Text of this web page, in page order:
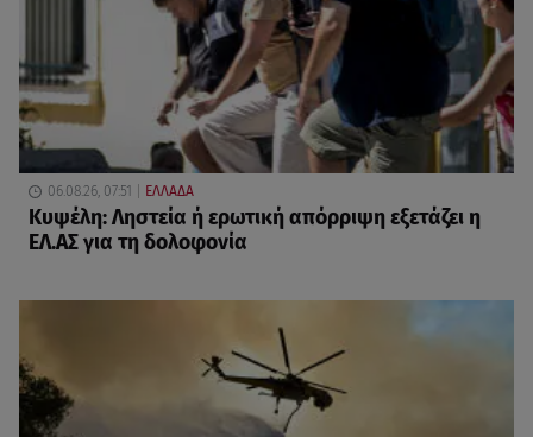
06.08.26, 07:51 ΕΛΛΑΔΑ
Κυψέλη: Ληστεία ή ερωτική απόρριψη εξετάζει η
ΕΛ.ΑΣ για τη δολοφονία